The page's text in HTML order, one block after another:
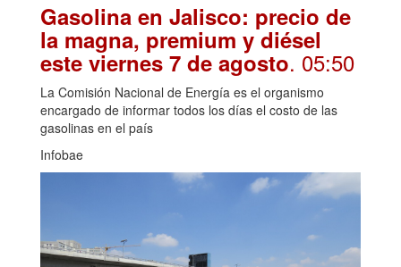
Gasolina en Jalisco: precio de
la magna, premium y diésel
este viernes 7 de agosto. 05:50
La Comisión Nacional de Energía es el organismo
encargado de informar todos los días el costo de las
gasolinas en el país
Infobae